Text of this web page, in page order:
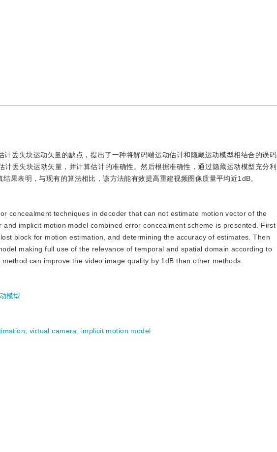
丢失块运动矢量的缺点，提出了一种将解码端运动估计和隐藏运动模型相结合的误码
丢失块运动矢量，并计算估计的准确性。然后根据准确性，通过隐藏运动模型充分利
果表明，与现有的算法相比，该方法能有效提高重建视频图像质量平均近1dB。
concealment techniques in decoder that can not estimate motion vector of the
implicit motion model combined error concealment scheme is presented. First
block for motion estimation, and determining the accuracy of estimates. Then
making full use of the relevance of temporal and spatial domain according to
can improve the video image quality by 1dB than other methods.
模型
; virtual camera; implicit motion model